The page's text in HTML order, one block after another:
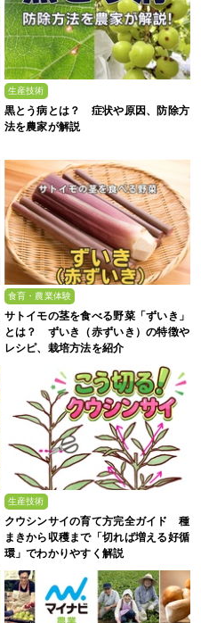
生産技術
黒とう病とは？ 症状や原因、防除方
法を農家が解説
食育・農業体験
サトイモの茎を食べる野菜「ずいき」
とは？ ずいき（赤ずいき）の特徴や
レシピ、栽培方法を紹介
生産技術
クウシンサイの育て方完全ガイド 種
まきから収穫まで「切れば増える好循
環」でわかりやすく解説